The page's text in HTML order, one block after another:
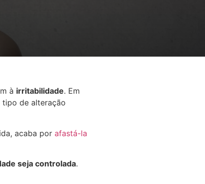
à irritabilidade. Em
tipo de alteração
acaba por afastá-la
seja controlada.